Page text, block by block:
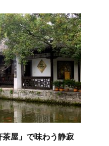
屋」で味わう静寂